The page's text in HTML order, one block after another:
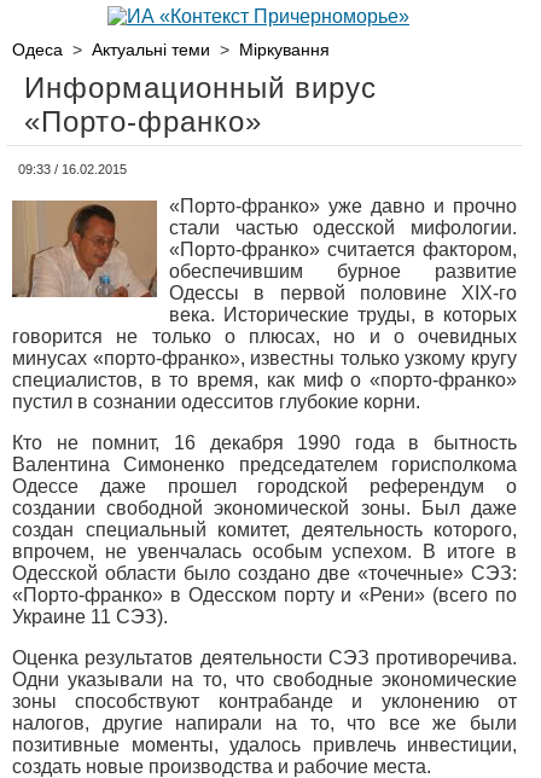
Одеса > Актуальні теми > Міркування
Информационный вирус
«Порто-франко»
09:33 / 16.02.2015
«Порто-франко» уже давно и прочно
стали частью одесской мифологии.
«Порто-франко» считается фактором,
обеспечившим бурное развитие
Одессы в первой половине XIX-го
века. Исторические труды, в которых
говорится не только о плюсах, но и о очевидных
минусах «порто-франко», известны только узкому кругу
специалистов, в то время, как миф о «порто-франко»
пустил в сознании одесситов глубокие корни.
Кто не помнит, 16 декабря 1990 года в бытность
Валентина Симоненко председателем горисполкома
Одессе даже прошел городской референдум о
создании свободной экономической зоны. Был даже
создан специальный комитет, деятельность которого,
впрочем, не увенчалась особым успехом. В итоге в
Одесской области было создано две «точечные» СЭЗ:
«Порто-франко» в Одесском порту и «Рени» (всего по
Украине 11 СЭЗ).
Оценка результатов деятельности СЭЗ противоречива.
Одни указывали на то, что свободные экономические
зоны способствуют контрабанде и уклонению от
налогов, другие напирали на то, что все же были
позитивные моменты, удалось привлечь инвестиции,
создать новые производства и рабочие места.